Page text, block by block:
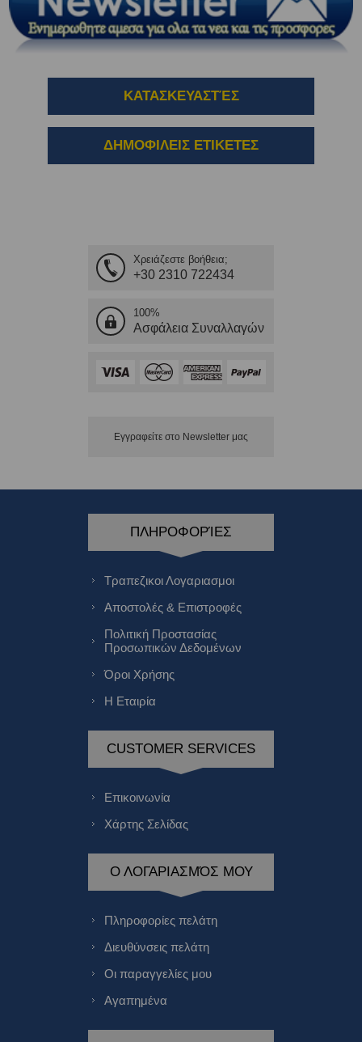
ΚΑΤΑΣΚΕΥΑΣΤΈΣ
ΔΗΜΟΦΙΛΕΙΣ ΕΤΙΚΕΤΕΣ
Χρειάζεστε βοήθεια;
+30 2310 722434
100%
Ασφάλεια Συναλλαγών
Εγγραφείτε στο Νewsletter μας
ΠΛΗΡΟΦΟΡΊΕΣ
Τραπεζικοι Λογαριασμοι
Αποστολές & Επιστροφές
Πολιτική Προστασίας
Προσωπικών Δεδομένων
Όροι Χρήσης
Η Εταιρία
CUSTOMER SERVICES
Επικοινωνία
Χάρτης Σελίδας
Ο ΛΟΓΑΡΙΑΣΜΌΣ ΜΟΥ
Πληροφορίες πελάτη
Διευθύνσεις πελάτη
Οι παραγγελίες μου
Αγαπημένα